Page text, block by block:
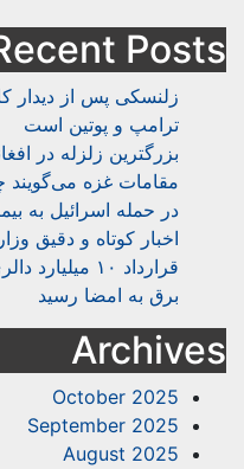
Recent
زلنسکی پس از دیدار کاخ
ترامپ و پوتین است
بزرگترین زلزله در
در حمله اسرائیل به
اخبار کوتاه و دقیق
برق به امضا رسید
October 2025
September 2025
August 2025